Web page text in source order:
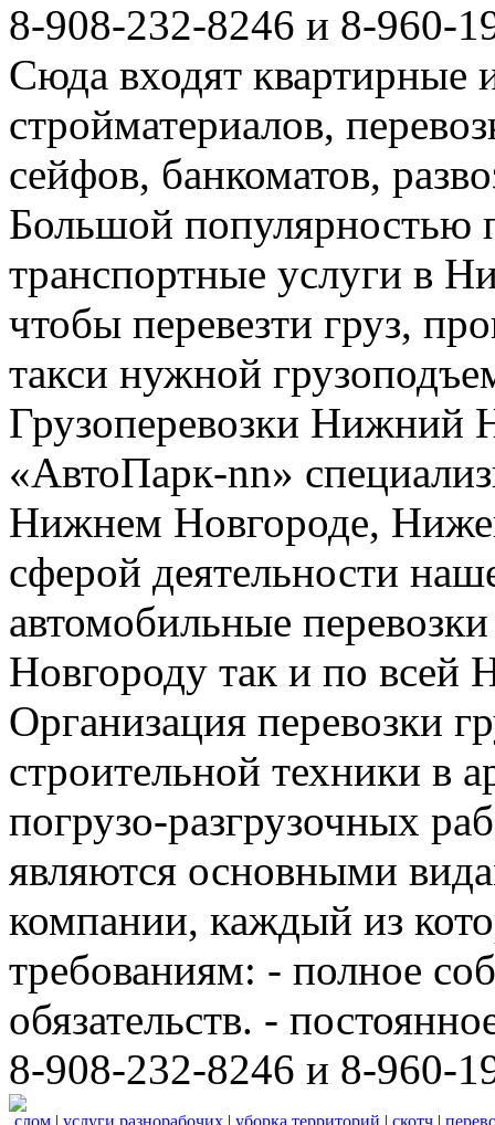
8-908-232-8246 и 8-960-
Сюда входят квартирные
стройматериалов,
сейфов, банкоматов,
Большой популярностью
транспортные услуги в
чтобы перевезти груз,
такси нужной
Грузоперевозки Нижний
«АвтоПарк-nn»
Нижнем Новгороде,
сферой деятельности
автомобильные
Новгороду так и по всей
Организация перевозки
строительной техники в
погрузо-разгрузочных
являются основными
компании, каждый из
требованиям: - полное
обязательств. -
8-908-232-8246 и 8-960-